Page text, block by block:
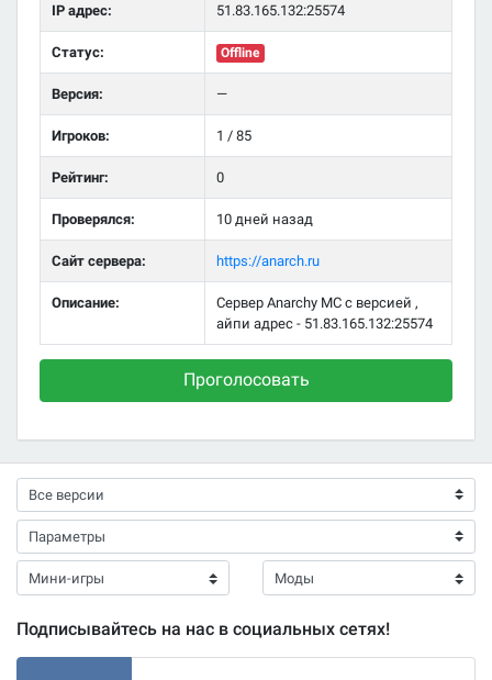
IP адрес: 51.83.165.132:25574
Статус: Offline
Версия: —
Игроков: 1 / 85
Рейтинг: 0
Проверялся: 10 дней назад
Сайт сервера: https://anarch.ru
Описание:
Сервер Anarchy MC с версией ,
айпи адрес - 51.83.165.132:25574
Проголосовать
Подписывайтесь на нас в социальных сетях!